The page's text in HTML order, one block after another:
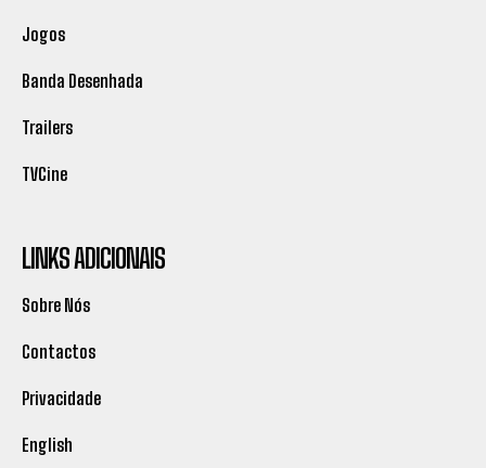
Jogos
Banda Desenhada
Trailers
TVCine
LINKS ADICIONAIS
Sobre Nós
Contactos
Privacidade
English